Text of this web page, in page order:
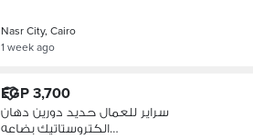
Nasr City, Cairo
1 week ago
EGP 3,700
سراير للعمال حديد دورين دهان
الكتروستاتيك بضاعه